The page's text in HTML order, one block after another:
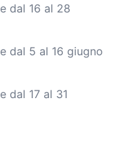
dal 16 al 28
dal 5 al 16 giugno
dal 17 al 31